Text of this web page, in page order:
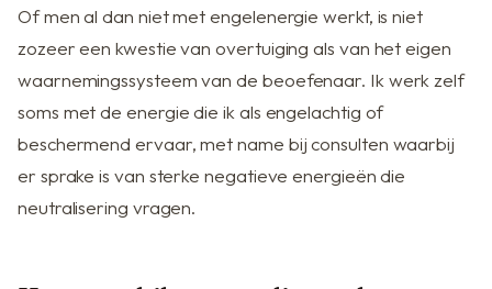
Of men al dan niet met engelenergie werkt, is niet
zozeer een kwestie van overtuiging als van het eigen
waarnemingssysteem van de beoefenaar. Ik werk zelf
soms met de energie die ik als engelachtig of
beschermend ervaar, met name bij consulten waarbij
er sprake is van sterke negatieve energieën die
neutralisering vragen.